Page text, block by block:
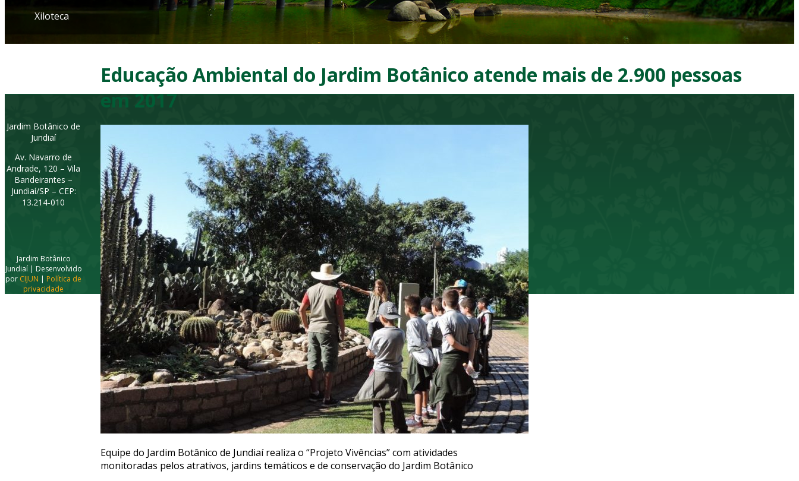
Xiloteca
Educação Ambiental do Jardim Botânico atende mais de 2.900 pessoas
em 2017
Equipe do Jardim Botânico de Jundiaí realiza o “Projeto Vivências” com atividades
monitoradas pelos atrativos, jardins temáticos e de conservação do Jardim Botânico
Jardim Botânico de
Jundiaí
Av. Navarro de
Andrade, 120 – Vila
Bandeirantes –
Jundiaí/SP – CEP:
13.214-010
Jardim Botânico
Jundiaí | Desenvolvido
por CIJUN | Política de
privacidade